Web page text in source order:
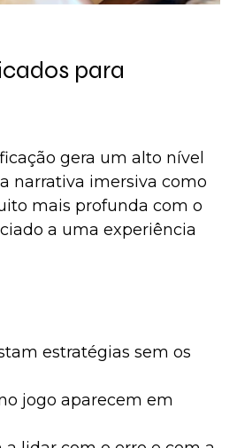
para
gera um alto nível
narrativa imersiva como
mais profunda com o
a uma experiência
estratégias sem os
jogo aparecem em